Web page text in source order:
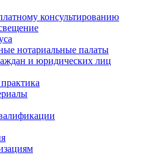
консультированию
нотариальные палаты
и юридических лиц